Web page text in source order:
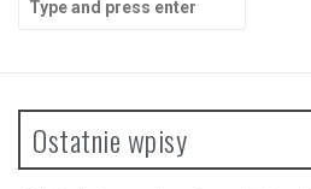
for:
Ostatnie wpisy